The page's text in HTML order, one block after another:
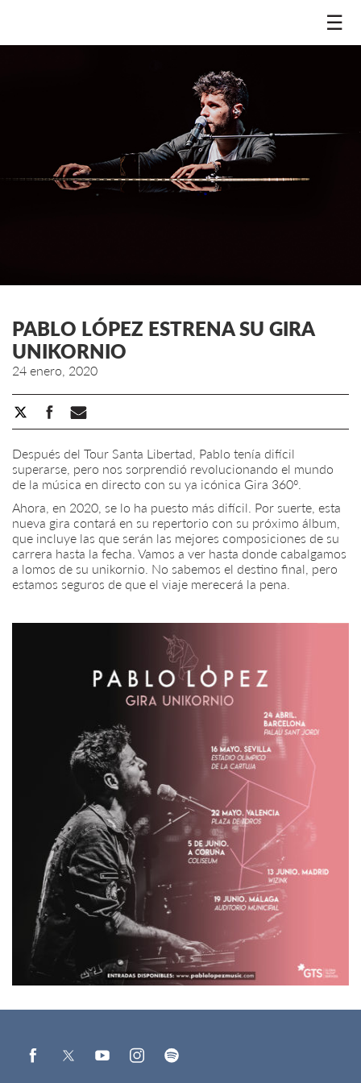
☰
PABLO LÓPEZ ESTRENA SU GIRA
UNIKORNIO
24 enero, 2020
Después del Tour Santa Libertad, Pablo tenía difícil
superarse, pero nos sorprendió revolucionando el mundo
de la música en directo con su ya icónica Gira 360º.
Ahora, en 2020, se lo ha puesto más difícil. Por suerte, esta
nueva gira contará en su repertorio con su próximo álbum,
que incluye las que serán las mejores composiciones de su
carrera hasta la fecha. Vamos a ver hasta donde cabalgamos
a lomos de su unikornio. No sabemos el destino final, pero
estamos seguros de que el viaje merecerá la pena.